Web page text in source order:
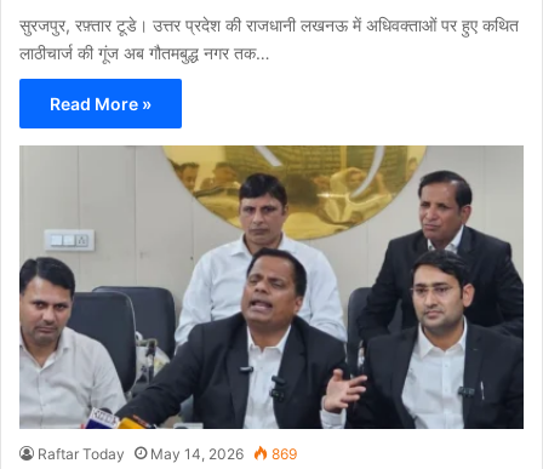
सुरजपुर, रफ़्तार टूडे। उत्तर प्रदेश की राजधानी लखनऊ में अधिवक्ताओं पर हुए कथित
लाठीचार्ज की गूंज अब गौतमबुद्ध नगर तक…
Read More »
Raftar Today May 14, 2026 869